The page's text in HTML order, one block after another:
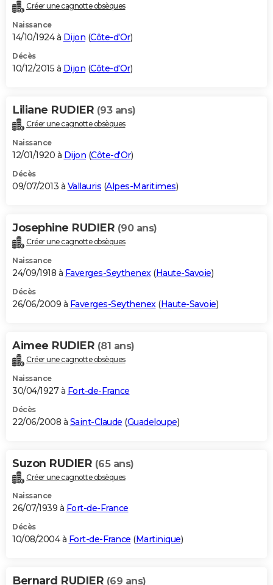
Créer une cagnotte obsèques
Naissance
14/10/1924 à Dijon (Côte-d'Or)
Décès
10/12/2015 à Dijon (Côte-d'Or)
Liliane RUDIER (93 ans)
Créer une cagnotte obsèques
Naissance
12/01/1920 à Dijon (Côte-d'Or)
Décès
09/07/2013 à Vallauris (Alpes-Maritimes)
Josephine RUDIER (90 ans)
Créer une cagnotte obsèques
Naissance
24/09/1918 à Faverges-Seythenex(Haute-Savoie)
Décès
26/06/2009 à Faverges-Seythenex(Haute-Savoie)
Aimee RUDIER (81 ans)
Créer une cagnotte obsèques
Naissance
30/04/1927 à Fort-de-France
Décès
22/06/2008 à Saint-Claude (Guadeloupe)
Suzon RUDIER (65 ans)
Créer une cagnotte obsèques
Naissance
26/07/1939 à Fort-de-France
Décès
10/08/2004 à Fort-de-France (Martinique)
Bernard RUDIER (69 ans)